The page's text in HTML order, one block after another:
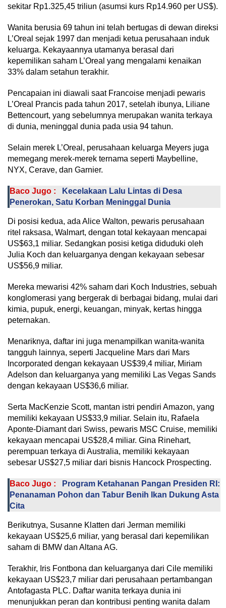
sekitar Rp1.325,45 triliun (asumsi kurs Rp14.960 per US$).
Wanita berusia 69 tahun ini telah bertugas di dewan direksi
L’Oreal sejak 1997 dan menjadi ketua perusahaan induk
keluarga. Kekayaannya utamanya berasal dari
kepemilikan saham L’Oreal yang mengalami kenaikan
33% dalam setahun terakhir.
Pencapaian ini diawali saat Francoise menjadi pewaris
L’Oreal Prancis pada tahun 2017, setelah ibunya, Liliane
Bettencourt, yang sebelumnya merupakan wanita terkaya
di dunia, meninggal dunia pada usia 94 tahun.
Selain merek L’Oreal, perusahaan keluarga Meyers juga
memegang merek-merek ternama seperti Maybelline,
NYX, Cerave, dan Garnier.
Baco Jugo :
Kecelakaan Lalu Lintas di Desa
Penerokan, Satu Korban Meninggal Dunia
Di posisi kedua, ada Alice Walton, pewaris perusahaan
ritel raksasa, Walmart, dengan total kekayaan mencapai
US$63,1 miliar. Sedangkan posisi ketiga diduduki oleh
Julia Koch dan keluarganya dengan kekayaan sebesar
US$56,9 miliar.
Mereka mewarisi 42% saham dari Koch Industries, sebuah
konglomerasi yang bergerak di berbagai bidang, mulai dari
kimia, pupuk, energi, keuangan, minyak, kertas hingga
peternakan.
Menariknya, daftar ini juga menampilkan wanita-wanita
tangguh lainnya, seperti Jacqueline Mars dari Mars
Incorporated dengan kekayaan US$39,4 miliar, Miriam
Adelson dan keluarganya yang memiliki Las Vegas Sands
dengan kekayaan US$36,6 miliar.
Serta MacKenzie Scott, mantan istri pendiri Amazon, yang
memiliki kekayaan US$33,9 miliar. Selain itu, Rafaela
Aponte-Diamant dari Swiss, pewaris MSC Cruise, memiliki
kekayaan mencapai US$28,4 miliar. Gina Rinehart,
perempuan terkaya di Australia, memiliki kekayaan
sebesar US$27,5 miliar dari bisnis Hancock Prospecting.
Baco Jugo :
Program Ketahanan Pangan Presiden RI:
Penanaman Pohon dan Tabur Benih Ikan Dukung Asta
Cita
Berikutnya, Susanne Klatten dari Jerman memiliki
kekayaan US$25,6 miliar, yang berasal dari kepemilikan
saham di BMW dan Altana AG.
Terakhir, Iris Fontbona dan keluarganya dari Cile memiliki
kekayaan US$23,7 miliar dari perusahaan pertambangan
Antofagasta PLC. Daftar wanita terkaya dunia ini
menunjukkan peran dan kontribusi penting wanita dalam